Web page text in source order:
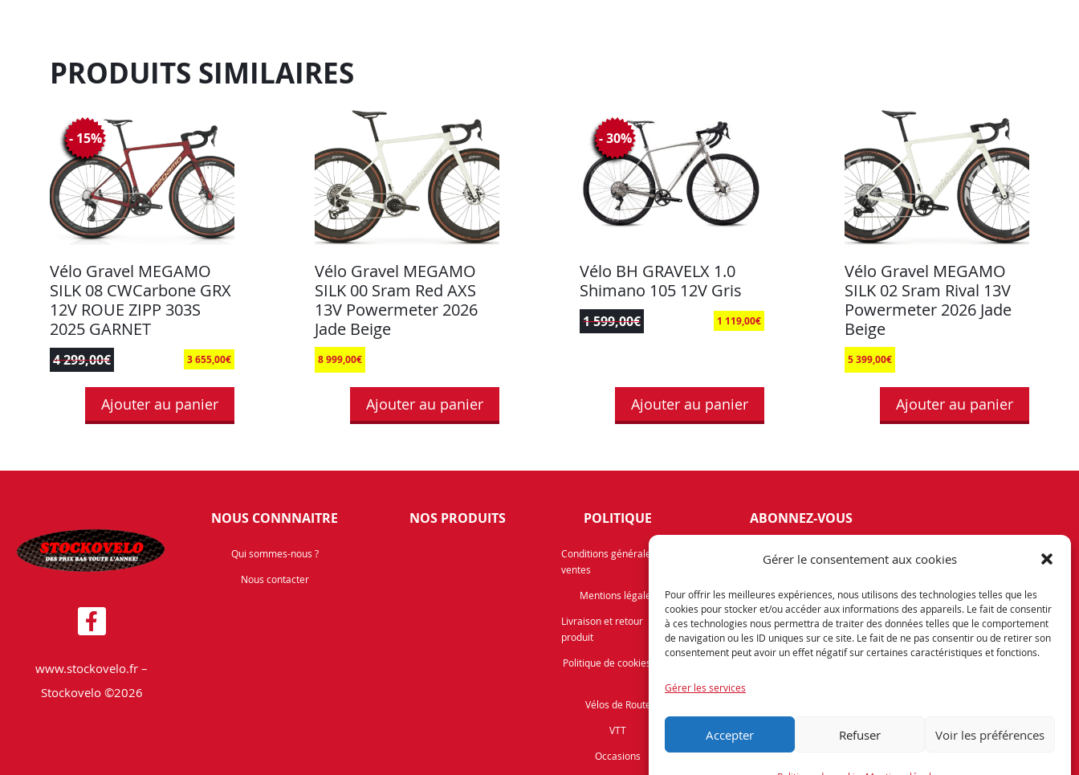
Gérer le consentement aux cookies
Pour offrir les meilleures expériences, nous utilisons des technologies telles que les
cookies pour stocker et/ou accéder aux informations des appareils. Le fait de consentir
à ces technologies nous permettra de traiter des données telles que le comportement
de navigation ou les ID uniques sur ce site. Le fait de ne pas consentir ou de retirer son
consentement peut avoir un effet négatif sur certaines caractéristiques et fonctions.
Gérer les services
Accepter Refuser Voir les préférences
PRODUITS SIMILAIRES
Vélo Gravel MEGAMO
SILK 08 CWCarbone GRX
12V ROUE ZIPP 303S
2025 GARNET
4 299,00€ 3 655,00€
- 15%
Ajouter au panier
Vélo Gravel MEGAMO
SILK 00 Sram Red AXS
13V Powermeter 2026
Jade Beige
8 999,00€
Ajouter au panier
Vélo BH GRAVELX 1.0
Shimano 105 12V Gris
1 599,00€ 1 119,00€
- 30%
Ajouter au panier
Vélo Gravel MEGAMO
SILK 02 Sram Rival 13V
Powermeter 2026 Jade
Beige
5 399,00€
Ajouter au panier
www.stockovelo.fr –
Stockovelo ©2026
NOUS CONNNAITRE
Qui sommes-nous ?
Nous contacter
NOS PRODUITS POLITIQUE
Conditions générales de
ventes
Mentions légales
Livraison et retour
produit
Politique de cookies (UE)
Vélos de Route
VTT
Occasions
ABONNEZ-VOUS
promotions exceptionnelles.
Encore une réalisation